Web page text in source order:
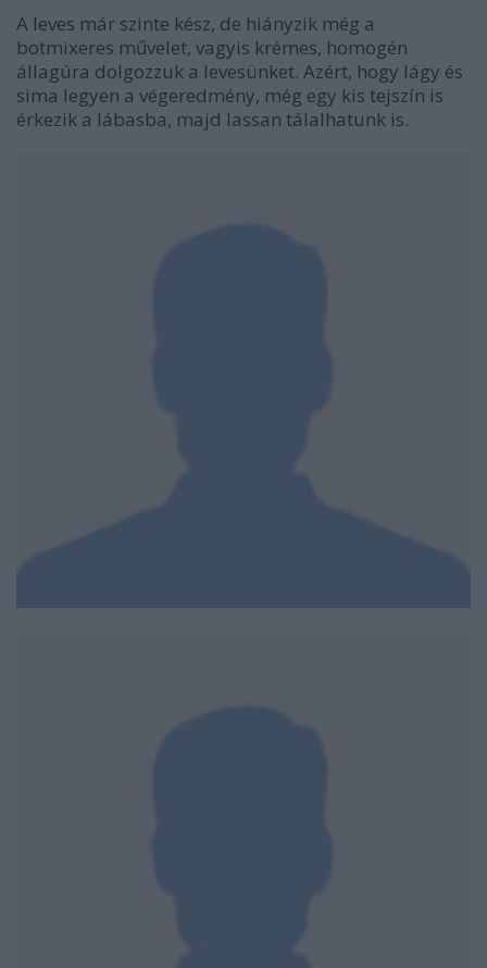
A leves már szinte kész, de hiányzik még a
botmixeres művelet, vagyis krémes, homogén
állagúra dolgozzuk a levesünket. Azért, hogy lágy és
sima legyen a végeredmény, még egy kis tejszín is
érkezik a lábasba, majd lassan tálalhatunk is.